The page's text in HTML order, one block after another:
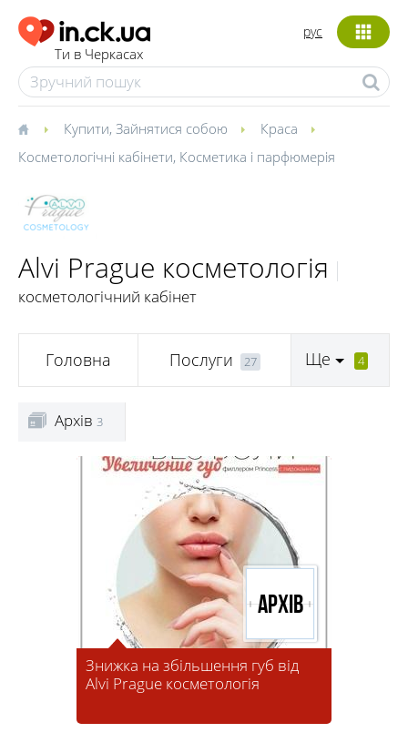
Ти в Черкасах
рус
Купити, Зайнятися собою
Краса
Косметологічні кабінети, Косметика і парфюмерія
Alvi Prague косметологія
косметологічний кабінет
Головна Послуги 27 Ще 4
Архів 3
Знижка на збільшення губ від
Alvi Prague косметологія
Архів